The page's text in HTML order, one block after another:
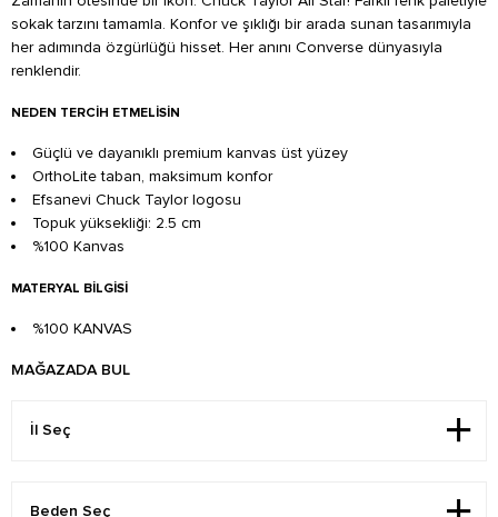
sokak tarzını tamamla. Konfor ve şıklığı bir arada sunan tasarımıyla
her adımında özgürlüğü hisset. Her anını Converse dünyasıyla
renklendir.
NEDEN TERCIH ETMELISIN
Güçlü ve dayanıklı premium kanvas üst yüzey
OrthoLite taban, maksimum konfor
Efsanevi Chuck Taylor logosu
Topuk yüksekliği: 2.5 cm
%100 Kanvas
MATERYAL BILGISI
%100 KANVAS
MAĞAZADA BUL